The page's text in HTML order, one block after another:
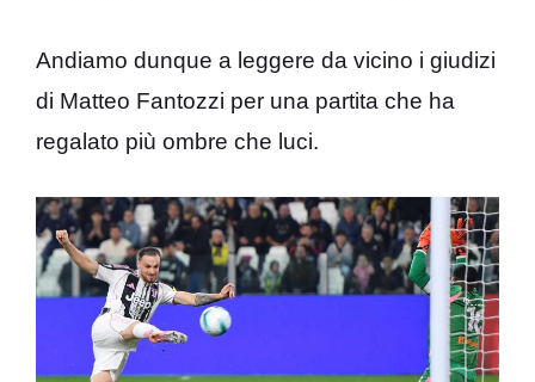
Andiamo dunque a leggere da vicino i giudizi
di Matteo Fantozzi per una partita che ha
regalato più ombre che luci.